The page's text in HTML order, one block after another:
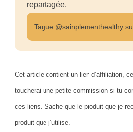
repartagée.
Tague @sainplementhealthy
Cet article contient un lien d’affiliation,
toucherai une petite commission si tu
ces liens. Sache que le produit que je
produit que j’utilise.